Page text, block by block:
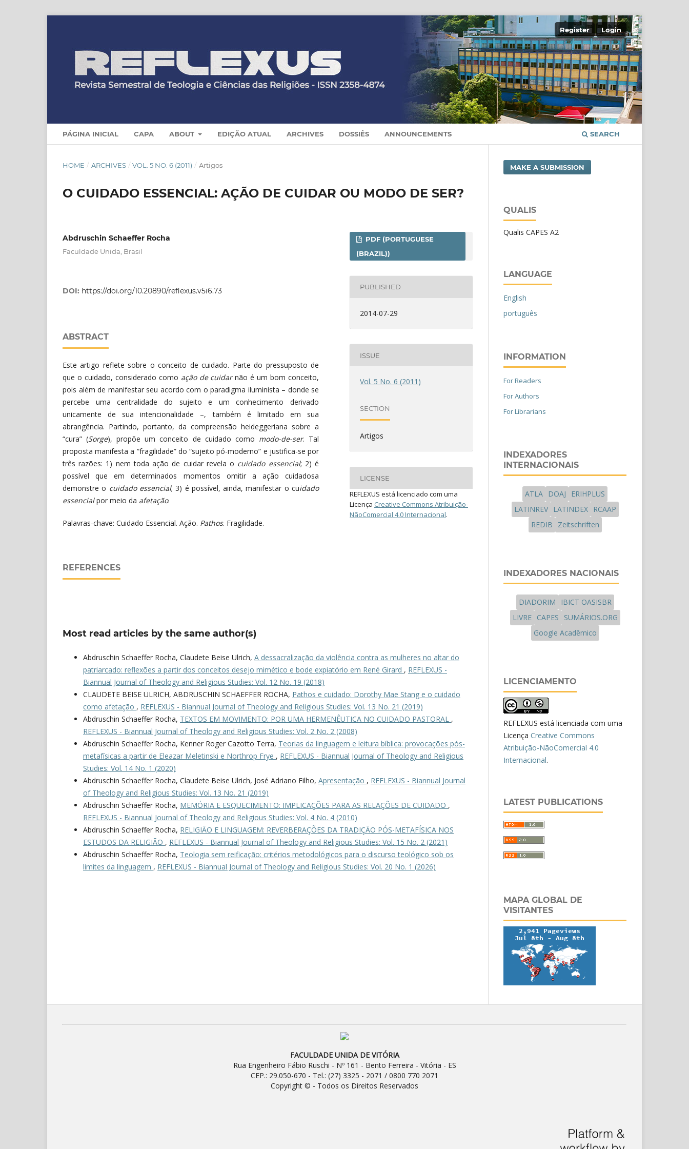
PÁGINA INICIAL CAPA ABOUT EDIÇÃO ATUAL ARCHIVES DOSSIÊS ANNOUNCEMENTS SEARCH
Register Login
HOME / ARCHIVES / VOL. 5 NO. 6 (2011) / Artigos
O CUIDADO ESSENCIAL: AÇÃO DE CUIDAR OU MODO DE SER?
Abdruschin Schaeffer Rocha
Faculdade Unida, Brasil
DOI: https://doi.org/10.20890/reflexus.v5i6.73
ABSTRACT
Este artigo reflete sobre o conceito de cuidado. Parte do pressuposto de
que o cuidado, considerado como ação de cuidarnão é um bom conceito,
pois além de manifestar seu acordo com o paradigma iluminista – donde se
percebe uma centralidade do sujeito e um conhecimento derivado
unicamente de sua intencionalidade –, também é limitado em sua
abrangência. Partindo, portanto, da compreensão heideggeriana sobre a
“cura” (Sorge), propõe um conceito de cuidado como modo-de-ser. Tal
proposta manifesta a “fragilidade” do “sujeito pó-moderno” e justifica-se por
três razões: 1) nem toda ação de cuidar revela o cuidado essencial; 2) é
possível que em determinados momentos omitir a ação cuidadosa
demonstre o cuidado essencial; 3) é possível, ainda, manifestar o cuidado
essencialpor meio da afetação.
Palavras-chave: Cuidado Essencial. Ação. Pathos. Fragilidade.
REFERENCES
PDF (PORTUGUESE
(BRAZIL))
PUBLISHED
2014-07-29
ISSUE
Vol. 5 No. 6 (2011)
SECTION
Artigos
LICENSE
REFLEXUS está licenciado com uma
Licença Creative Commons Atribuição-
NãoComercial 4.0 Internacional.
Most read articles by the same author(s)
Abdruschin Schaeffer Rocha, Claudete Beise Ulrich, A dessacralização da violência contra as mulheres no altar do
patriarcado: reflexões a partir dos conceitos desejo mimético e bode expiatório em René Girard , REFLEXUS -
Biannual Journal of Theology and Religious Studies: Vol. 12 No. 19 (2018)
CLAUDETE BEISE ULRICH, ABDRUSCHIN SCHAEFFER ROCHA, Pathos e cuidado: Dorothy Mae Stang e o cuidado
como afetação , REFLEXUS - Biannual Journal of Theology and Religious Studies: Vol. 13 No. 21 (2019)
Abdruschin Schaeffer Rocha, TEXTOS EM MOVIMENTO: POR UMA HERMENÊUTICA NO CUIDADO PASTORAL ,
REFLEXUS - Biannual Journal of Theology and Religious Studies: Vol. 2 No. 2 (2008)
Abdruschin Schaeffer Rocha, Kenner Roger Cazotto Terra, Teorias da linguagem e leitura bíblica: provocações pós-
metafísicas a partir de Eleazar Meletinski e Northrop Frye , REFLEXUS - Biannual Journal of Theology and Religious
Studies: Vol. 14 No. 1 (2020)
Abdruschin Schaeffer Rocha, Claudete Beise Ulrich, José Adriano Filho, Apresentação , REFLEXUS - Biannual Journal
of Theology and Religious Studies: Vol. 13 No. 21 (2019)
Abdruschin Schaeffer Rocha, MEMÓRIA E ESQUECIMENTO: IMPLICAÇÕES PARA AS RELAÇÕES DE CUIDADO ,
REFLEXUS - Biannual Journal of Theology and Religious Studies: Vol. 4 No. 4 (2010)
Abdruschin Schaeffer Rocha, RELIGIÃO E LINGUAGEM: REVERBERAÇÕES DA TRADIÇÃO PÓS-METAFÍSICA NOS
ESTUDOS DA RELIGIÃO , REFLEXUS - Biannual Journal of Theology and Religious Studies: Vol. 15 No. 2 (2021)
Abdruschin Schaeffer Rocha, Teologia sem reificação: critérios metodológicos para o discurso teológico sob os
limites da linguagem , REFLEXUS - Biannual Journal of Theology and Religious Studies: Vol. 20 No. 1 (2026)
MAKE A SUBMISSION
QUALIS
Qualis CAPES A2
LANGUAGE
English
português
INFORMATION
For Readers
For Authors
For Librarians
INDEXADORES
INTERNACIONAIS
ATLA DOAJ
ERIHPLUS
LATINREV
LATINDEX
RCAAP
REDIB
Zeitschriften
INDEXADORES NACIONAIS
DIADORIM
IBICT OASISBR
LIVRE
CAPES
SUMÁRIOS.ORG
Google Acadêmico
LICENCIAMENTO
REFLEXUS está licenciada com uma
Licença Creative Commons
Atribuição-NãoComercial 4.0
Internacional.
LATEST PUBLICATIONS
MAPA GLOBAL DE
VISITANTES
FACULDADE UNIDA DE VITÓRIA
Rua Engenheiro Fábio Ruschi - Nº 161 - Bento Ferreira - Vitória - ES
CEP.: 29.050-670 - Tel.: (27) 3325 - 2071 / 0800 770 2071
Copyright © - Todos os Direitos Reservados